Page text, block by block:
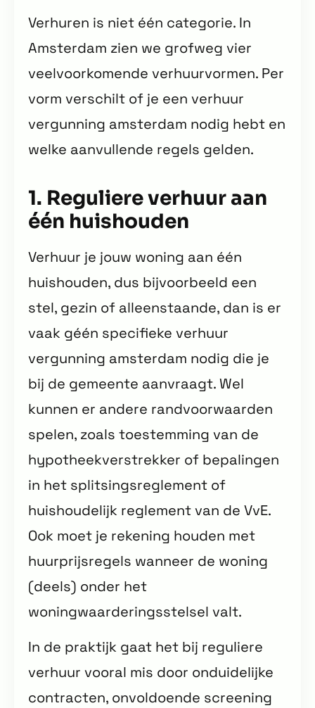
Verhuren is niet één categorie. In
Amsterdam zien we grofweg vier
veelvoorkomende verhuurvormen. Per
vorm verschilt of je een verhuur
vergunning amsterdam nodig hebt en
welke aanvullende regels gelden.
1. Reguliere verhuur aan
één huishouden
Verhuur je jouw woning aan één
huishouden, dus bijvoorbeeld een
stel, gezin of alleenstaande, dan is er
vaak géén specifieke verhuur
vergunning amsterdam nodig die je
bij de gemeente aanvraagt. Wel
kunnen er andere randvoorwaarden
spelen, zoals toestemming van de
hypotheekverstrekker of bepalingen
in het splitsingsreglement of
huishoudelijk reglement van de VvE.
Ook moet je rekening houden met
huurprijsregels wanneer de woning
(deels) onder het
woningwaarderingsstelsel valt.
In de praktijk gaat het bij reguliere
verhuur vooral mis door onduidelijke
contracten, onvoldoende screening